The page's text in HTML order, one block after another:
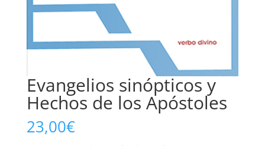
Evangelios sinópticos y
Hechos de los Apóstoles
23,00€